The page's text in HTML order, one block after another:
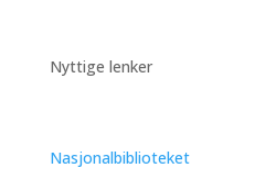
Nyttige lenker
Nasjonalbiblioteket